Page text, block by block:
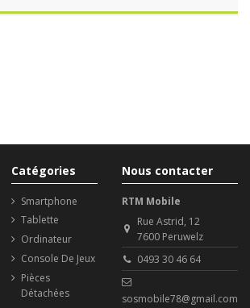
Catégories
Smartphone
Tablette
Ordinateur
Console De Jeux
Pièces
Détachées
Nous contacter
RTM Mobile
Rue Astrid, 12
7600 Peruwelz
0493 30 46 64
sosmobile78@gmail.com